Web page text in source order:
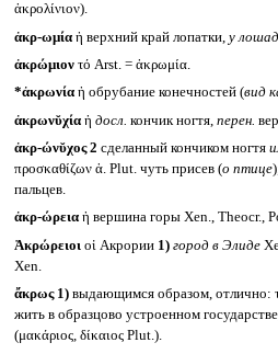
ἀκρολίνιον).
ἀκρ-ωμία ἡ верхний край лопатки, у
ἀκρώμιον τό Arst. = ἀκρωμία.
*ἀκρωνία ἡ обрубание конечностей (вид
ἀκρωνῠχία ἡ досл. кончик ногтя, перен.
ἀκρ-ώνῠχος 2 сделанный кончиком ногтя
προσκαθίζων ἀ. Plut. чуть присев (о птице
пальцев.
ἀκρ-ώρεια ἡ вершина горы Xen., Theocr.,
Ἀκρώρειοι οἱ Акрории 1) город в Элиде
Xen.
ἄκρως 1)выдающимся образом, отлично:
жить в образцово устроенном
(μακάριος, δίκαιος Plut.).